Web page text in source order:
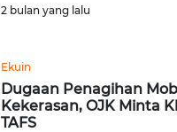
2 bulan yang lalu
Ekuin
Dugaan Penagihan
Kekerasan, OJK Minta
TAFS